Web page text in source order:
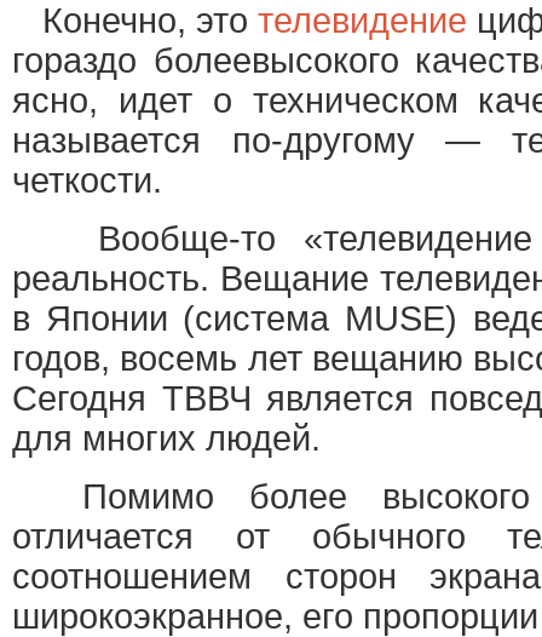
Конечно, этотелевидение
гораздо болеевысокого
ясно, идет о техническом
называется по-другому —
четкости.
Вообще-то
реальность. Вещание
в Японии (система MUSE)
годов, восемь лет вещанию
Сегодня ТВВЧ является
для многих людей.
Помимо более высокого
отличается от обычного
соотношением сторон
широкоэкранное, его